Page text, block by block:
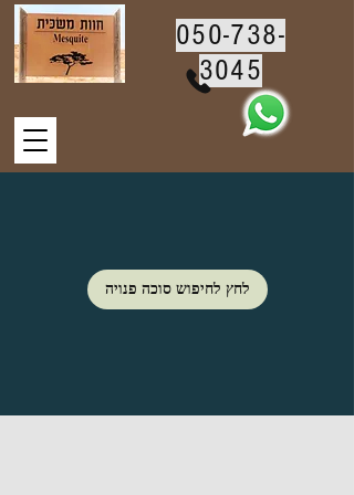
050-738-
3045
לחץ לחיפוש סוכה פנויה